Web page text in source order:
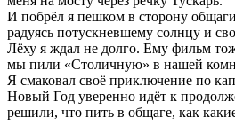
И побрёл я пешком в сторону
радуясь потускневшему солнцу и
Лёху я ждал не долго. Ему фильм
мы пили «Столичную» в нашей
Я смаковал своё приключение по
Новый Год уверенно идёт к
решили, что пить в общаге, как